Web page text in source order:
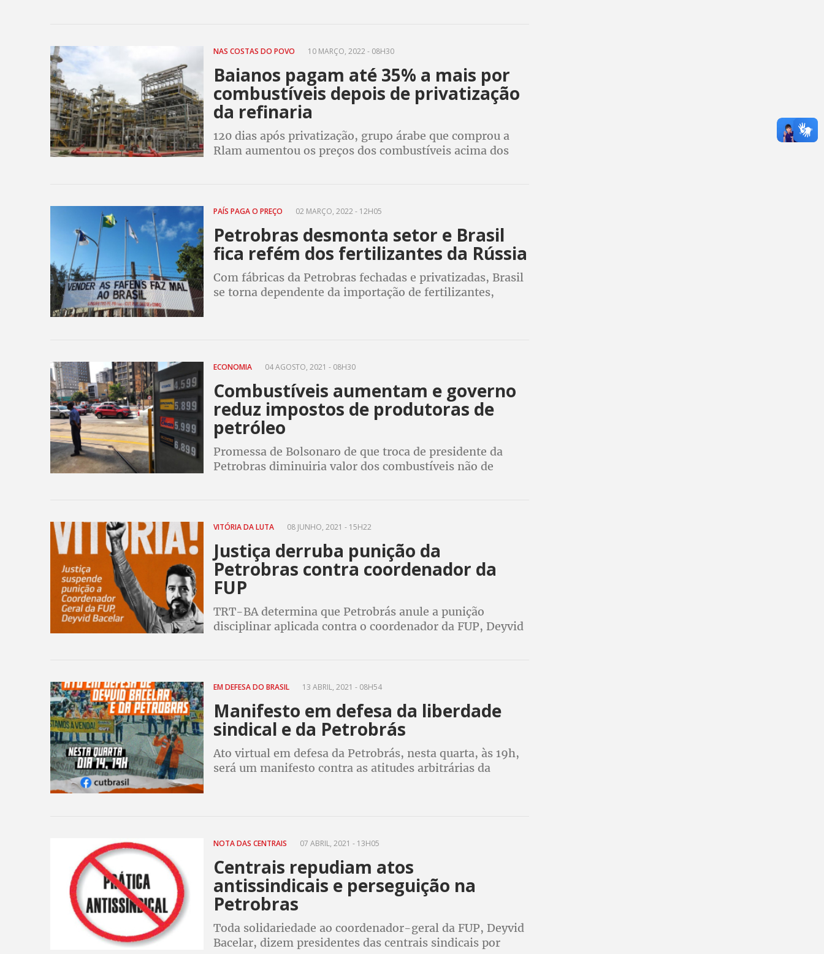
NAS COSTAS DO POVO 10 MARÇO, 2022 - 08H30
Baianos pagam até 35% a mais por
combustíveis depois de privatização
da refinaria
120 dias após privatização, grupo árabe que comprou a
Rlam aumentou os preços dos combustíveis acima dos
PAÍS PAGA O PREÇO 02 MARÇO, 2022 - 12H05
Petrobras desmonta setor e Brasil
fica refém dos fertilizantes da Rússia
Com fábricas da Petrobras fechadas e privatizadas, Brasil
se torna dependente da importação de fertilizantes,
ECONOMIA 04 AGOSTO, 2021 - 08H30
Combustíveis aumentam e governo
reduz impostos de produtoras de
petróleo
Promessa de Bolsonaro de que troca de presidente da
Petrobras diminuiria valor dos combustíveis não de
VITÓRIA DA LUTA 08 JUNHO, 2021 - 15H22
Justiça derruba punição da
Petrobras contra coordenador da
FUP
TRT-BA determina que Petrobrás anule a punição
disciplinar aplicada contra o coordenador da FUP, Deyvid
EM DEFESA DO BRASIL 13 ABRIL, 2021 - 08H54
Manifesto em defesa da liberdade
sindical e da Petrobrás
Ato virtual em defesa da Petrobrás, nesta quarta, às 19h,
será um manifesto contra as atitudes arbitrárias da
NOTA DAS CENTRAIS 07 ABRIL, 2021 - 13H05
Centrais repudiam atos
antissindicais e perseguição na
Petrobras
Toda solidariedade ao coordenador-geral da FUP, Deyvid
Bacelar, dizem presidentes das centrais sindicais por